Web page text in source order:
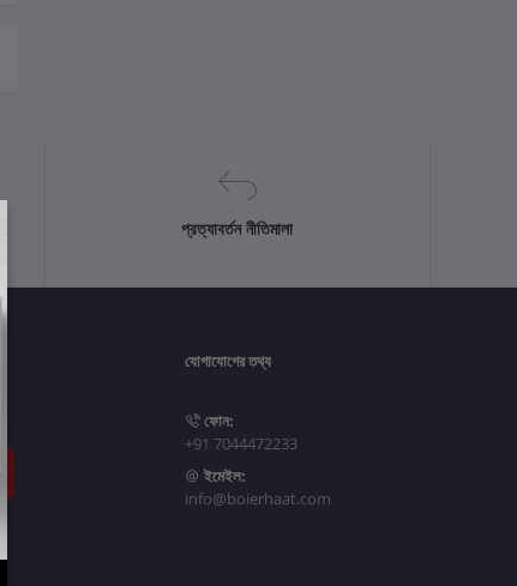
প্রত্যাবর্তন নীতিমালা
যোগাযোগের তথ্য
ফোন:
+91 7044472233
ইমেইল:
info@boierhaat.com